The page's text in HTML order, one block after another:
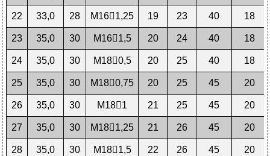
22 33,0 28 М161,25 19 23 40 18
23 35,0 30 М161,5 20 24 40 18
24 35,0 30 М180,5 20 25 40 18
25 35,0 30 М180,75 20 25 45 20
26 35,0 30 М181 21 25 45 20
27 35,0 30 М181,25 21 26 45 20
28 35,0 30 М181,5 22 26 45 20